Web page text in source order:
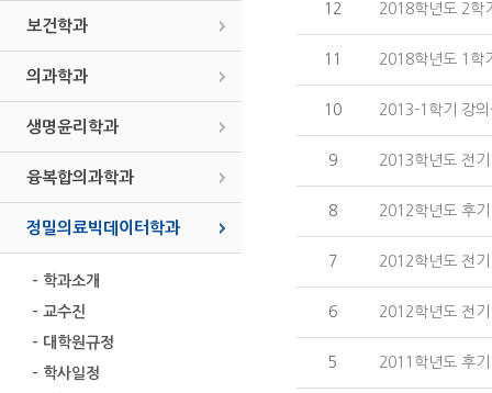
보건학과
의과학과
생명윤리학과
융복합의과학과
정밀의료빅데이터학과
- 학과소개
- 교수진
- 대학원규정
- 학사일정
12 2018학년도 2학
11 2018학년도 1학
10 2013-1학기 강
9 2013학년도 전
8 2012학년도 후
7 2012학년도 전
6 2012학년도 전
5 2011학년도 후